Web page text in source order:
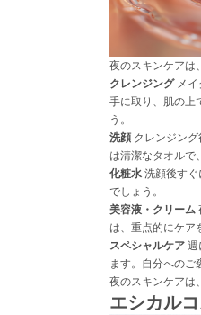
夜のスキンケアは
クレンジングメイ
手に取り、肌の上
う。
洗顔 クレンジン
は清潔なタオルで
化粧水 洗顔後す
でしょう。
美容液・クリーム
は、重点的にケア
スペシャルケア 週
ます。自分へのご
夜のスキンケアは
エシカル